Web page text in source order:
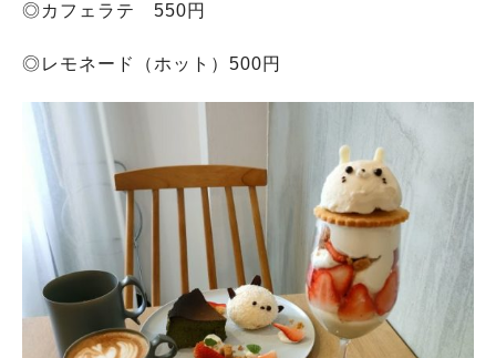
◎カフェラテ 550円
◎レモネード（ホット）500円